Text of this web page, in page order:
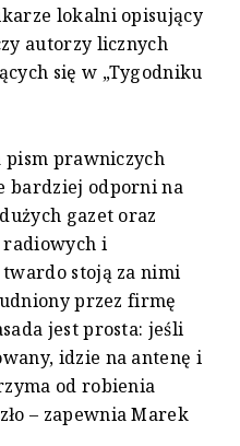
lokalni opisujący
autorzy licznych
się w „Tygodniku
pism prawniczych
bardziej odporni na
gazet oraz
i
stoją za nimi
przez firmę
jest prosta: jeśli
idzie na antenę i
od robienia
– zapewnia Marek